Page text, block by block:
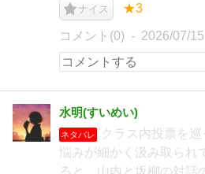
ナイス ★3
コメント(0) 2026/07/15
水明(すいめい)
ネタバレ
クラス内投票を
悩みが細かく汲み取られ
ると、山内と坂柳の対話